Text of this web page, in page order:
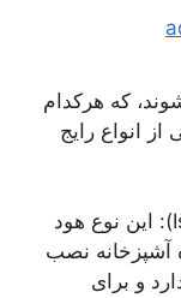
که هرکدام
انواع رایج
هود آلتون جزیره (Island Hood): این نوع هود
آشپزخانه نصب
و برای